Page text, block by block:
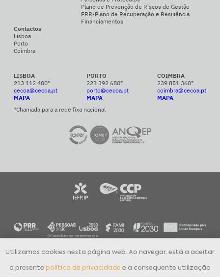
Plano de Prevenção de Riscos de Gestão
PRR-Plano de Recuperação e Resiliência
Financiamentos
Contactos
Lisboa
Porto
Coimbra
LISBOA
213 112 400*
cecoa@cecoa.pt
MAPA
PORTO
223 392 680*
porto@cecoa.pt
MAPA
COIMBRA
239 851 360*
coimbra@cecoa.pt
MAPA
*Chamada para a rede fixa nacional
Utilizamos cookies nesta página web. Ao navegar, está a aceitar
a presente política de privacidade e a consequente utilização
Todos os direitos reservados